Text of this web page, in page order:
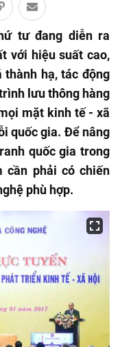
tư đang diễn ra
với hiệu suất cao,
hạ, tác động
lưu thông hàng
mặt kinh tế - xã
quốc gia. Để nâng
quốc gia trong
cần phải có chiến
phù hợp.